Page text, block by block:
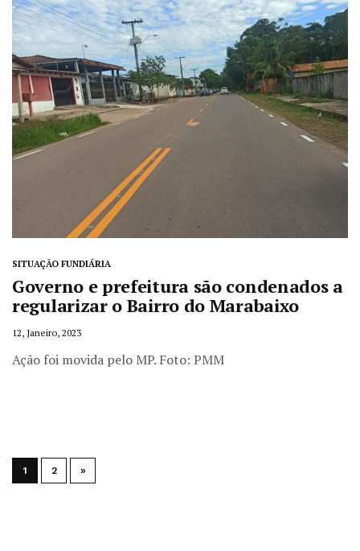
SITUAÇÃO FUNDIÁRIA
Governo e prefeitura são condenados a
regularizar o Bairro do Marabaixo
12, Janeiro, 2023
Ação foi movida pelo MP. Foto: PMM
1 2 »